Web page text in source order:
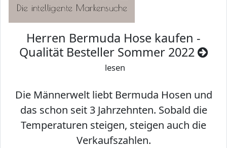
Herren Bermuda Hose kaufen -
Qualität Besteller Sommer 2022
lesen
Die Männerwelt liebt Bermuda Hosen und
das schon seit 3 Jahrzehnten. Sobald die
Temperaturen steigen, steigen auch die
Verkaufszahlen.